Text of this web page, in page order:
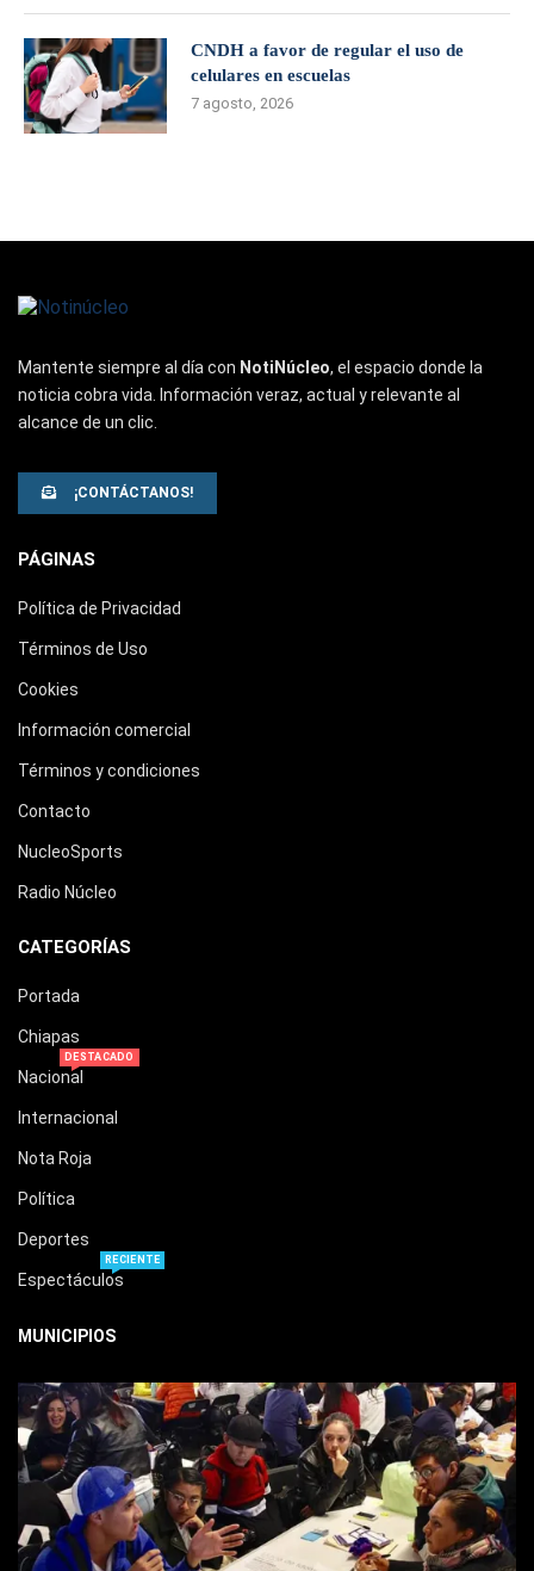
CNDH a favor de regular el uso de
celulares en escuelas
7 agosto, 2026
Mantente siempre al día con NotiNúcleo, el espacio donde la
noticia cobra vida. Información veraz, actual y relevante al
alcance de un clic.
¡CONTÁCTANOS!
PÁGINAS
Política de Privacidad
Términos de Uso
Cookies
Información comercial
Términos y condiciones
Contacto
NucleoSports
Radio Núcleo
CATEGORÍAS
Portada
Chiapas
Nacional
DESTACADO
Internacional
Nota Roja
Política
Deportes
Espectáculos
RECIENTE
MUNICIPIOS